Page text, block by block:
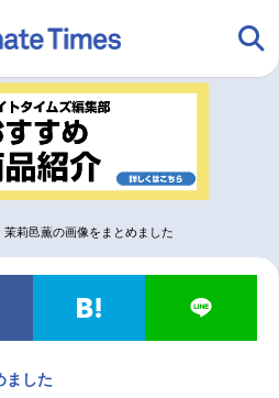
アニメ
音楽 コスプレ
茉莉邑薫の画像をまとめました
ました